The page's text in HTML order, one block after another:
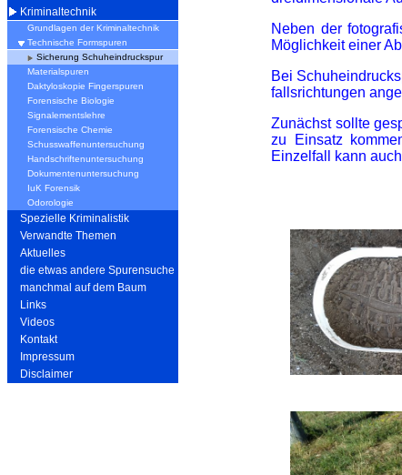
Kriminaltechnik
Grundlagen der Kriminaltechnik
Technische Formspuren
Sicherung Schuheindruckspur
Materialspuren
Daktyloskopie Fingerspuren
Forensische Biologie
Signalementslehre
Forensische Chemie
Schusswaffenuntersuchung
Handschriftenuntersuchung
Dokumentenuntersuchung
IuK Forensik
Odorologie
Spezielle Kriminalistik
Verwandte Themen
Aktuelles
die etwas andere Spurensuche
manchmal auf dem Baum
Links
Videos
Kontakt
Impressum
Disclaimer
Neben der
Möglichkeit einer
Bei
fallsrichtungen
Zunächst sollte
zu Einsatz
Einzelfall kann